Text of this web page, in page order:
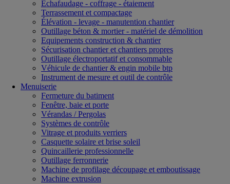
Echafaudage - coffrage - étaiement
Terrassement et compactage
Élévation - levage - manutention chantier
Outillage béton & mortier - matériel de démolition
Equipements construction & chantier
Sécurisation chantier et chantiers propres
Outillage électroportatif et consommable
Véhicule de chantier & engin mobile btp
Instrument de mesure et outil de contrôle
Menuiserie
Fermeture du batiment
Fenêtre, baie et porte
Vérandas / Pergolas
Systèmes de contrôle
Vitrage et produits verriers
Casquette solaire et brise soleil
Quincaillerie professionnelle
Outillage ferronnerie
Machine de profilage découpage et emboutissage
Machine extrusion